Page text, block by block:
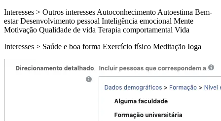
Interesses > Outros interesses Autoconhecimento Autoestima Bem-
estar Desenvolvimento pessoal Inteligência emocional Mente
Motivação Qualidade de vida Terapia comportamental Vida
Interesses > Saúde e boa forma Exercício físico Meditação Ioga